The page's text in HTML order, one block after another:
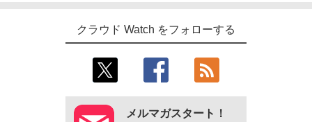
クラウド Watch をフォローする
メルマガスタート！